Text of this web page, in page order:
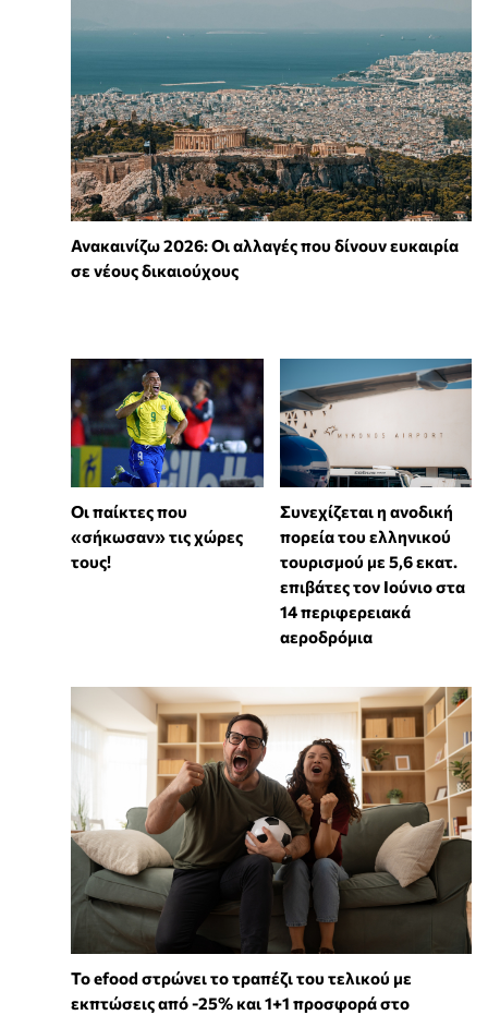
Ανακαινίζω 2026: Οι αλλαγές που δίνουν ευκαιρία
σε νέους δικαιούχους
Οι παίκτες που
«σήκωσαν» τις χώρες
τους!
Συνεχίζεται η ανοδική
πορεία του ελληνικού
τουρισμού με 5,6 εκατ.
επιβάτες τον Ιούνιο στα
14 περιφερειακά
αεροδρόμια
Το efood στρώνει το τραπέζι του τελικού με
εκπτώσεις από -25% και 1+1 προσφορά στο